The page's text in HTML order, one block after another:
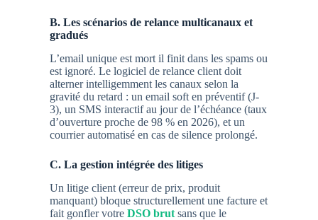
B. Les scénarios de relance multicanaux et
gradués
L’email unique est mort il finit dans les spams ou
est ignoré. Le logiciel de relance client doit
alterner intelligemment les canaux selon la
gravité du retard : un email soft en préventif (J-
3), un SMS interactif au jour de l’échéance (taux
d’ouverture proche de 98 % en 2026), et un
courrier automatisé en cas de silence prolongé.
C. La gestion intégrée des litiges
Un litige client (erreur de prix, produit
manquant) bloque structurellement une facture et
fait gonfler votre DSO brut sans que le